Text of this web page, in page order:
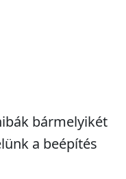
bármelyikét
a beépítés